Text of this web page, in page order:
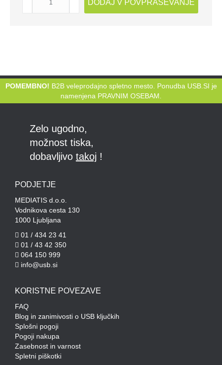
DODAJ V POVPRAŠEVANJE
POMEMBNO! B2B veleprodajno spletno mesto. Ponudba USB.SI je
namenjena PRAVNIM OSEBAM.
Zelo ugodno,
možnost tiska,
dobavljivo takoj !
PODJETJE
MEDIATIS d.o.o.
Vodnikova cesta 130
1000 Ljubljana
01 / 434 23 41
01 / 43 42 350
064 150 999
info@usb.si
KORISTNE POVEZAVE
FAQ
Blog in zanimivosti o USB ključkih
Splošni pogoji
Pogoji nakupa
Zasebnost in varnost
Spletni piškotki